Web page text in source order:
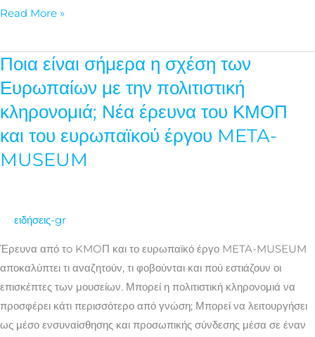
Read More »
Ποια είναι σήμερα η σχέση των
Ευρωπαίων με την πολιτιστική
κληρονομιά; Νέα έρευνα του ΚΜΟΠ
και του ευρωπαϊκού έργου META-
MUSEUM
ειδήσεις-gr
Έρευνα από τo KMOΠ και το ευρωπαϊκό έργο META-MUSEUM
αποκαλύπτει τι αναζητούν, τι φοβούνται και πού εστιάζουν οι
επισκέπτες των μουσείων. Μπορεί η πολιτιστική κληρονομιά να
προσφέρει κάτι περισσότερο από γνώση; Μπορεί να λειτουργήσει
ως μέσο ενσυναίσθησης και προσωπικής σύνδεσης μέσα σε έναν
Ποια
είναι
σήμερα
η
σχέση
των
κληρονομιά;
Νέα
έρευνα
του
ΚΜΟΠ